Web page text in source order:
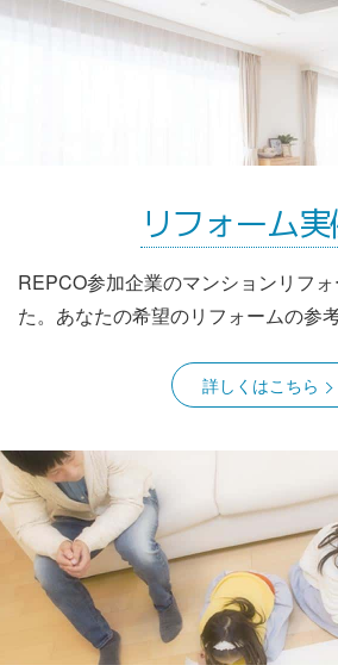
リフォーム
REPCO参加企業のマンションリフ
た。あなたの希望のリフォームの参
詳しくはこちら